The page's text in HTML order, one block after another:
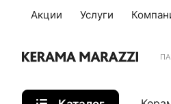
Акции Услуги